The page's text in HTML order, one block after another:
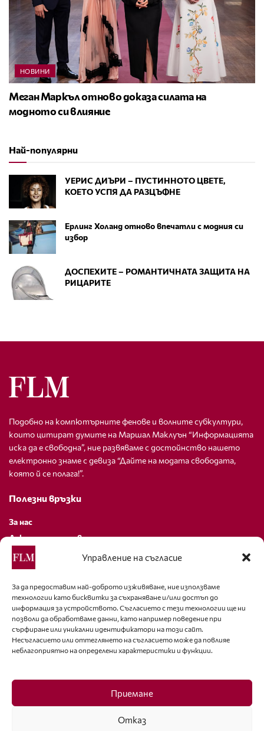
Управление на съгласие
За да предоставим най-доброто изживяване, ние използваме
технологии като бисквитки за съхраняване и/или достъп до
информация за устройството. Съгласието с тези технологии ще ни
позволи да обработваме данни, като например поведение при
сърфиране или уникални идентификатори на този сайт.
Несъгласието или оттеглянето на съгласието може да повлияе
неблагоприятно на определени характеристики и функции.
Приемане
Отказ
НОВИНИ
Меган Маркъл отново доказа силата на
модното си влияние
Най-популярни
УЕРИС ДИЪРИ – ПУСТИННОТО ЦВЕТЕ,
КОЕТО УСПЯ ДА РАЗЦЪФНЕ
Ерлинг Холанд отново впечатли с модния си
избор
ДОСПЕХИТЕ – РОМАНТИЧНАТА ЗАЩИТА НА
РИЦАРИТЕ
Подобно на компютърните фенове и волните субкултури,
които цитират думите на Маршал Маклуън “Информацията
иска да е свободна”, ние развяваме с достойнство нашето
електронно знаме с девиза “Дайте на модата свободата,
която й се полага!”.
Полезни връзки
За нас
Декларация за поверителност
Политика за бисквитки
За контакти
editor@fashion-lifestyle.net
+359 88 227 33 47
Последвайте ни
Facebook